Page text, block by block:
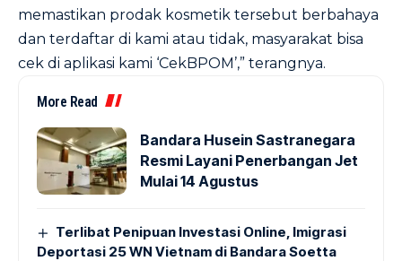
memastikan prodak kosmetik tersebut berbahaya
dan terdaftar di kami atau tidak, masyarakat bisa
cek di aplikasi kami ‘CekBPOM’,” terangnya.
More Read
Bandara Husein Sastranegara
Resmi Layani Penerbangan Jet
Mulai 14 Agustus
Terlibat Penipuan Investasi Online, Imigrasi
Deportasi 25 WN Vietnam di Bandara Soetta